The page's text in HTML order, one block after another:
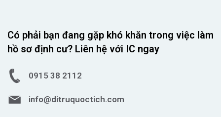
Có phải bạn đang gặp khó khăn trong việc làm
hồ sơ định cư? Liên hệ với IC ngay
0915 38 2112
info@ditruquoctich.com